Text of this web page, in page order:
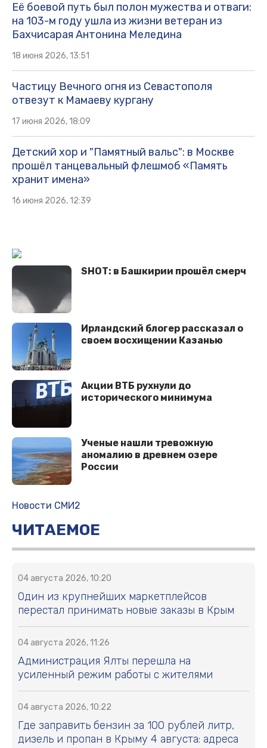
Её боевой путь был полон мужества и отваги:
на 103-м году ушла из жизни ветеран из
Бахчисарая Антонина Меледина
18 июня 2026, 13:51
Частицу Вечного огня из Севастополя
отвезут к Мамаеву кургану
17 июня 2026, 18:09
Детский хор и "Памятный вальс": в Москве
прошёл танцевальный флешмоб «Память
хранит имена»
16 июня 2026, 12:39
SHOT: в Башкирии прошёл смерч
Ирландский блогер рассказал о
своем восхищении Казанью
Акции ВТБ рухнули до
исторического минимума
Ученые нашли тревожную
аномалию в древнем озере
России
Новости СМИ2
ЧИТАЕМОЕ
04 августа 2026, 10:20
Один из крупнейших маркетплейсов
перестал принимать новые заказы в Крым
04 августа 2026, 11:26
Администрация Ялты перешла на
усиленный режим работы с жителями
04 августа 2026, 10:22
Где заправить бензин за 100 рублей литр,
дизель и пропан в Крыму 4 августа: адреса